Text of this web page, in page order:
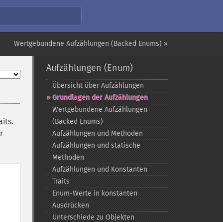
Wertgebundene Aufzählungen (Backed Enums) »
Aufzählungen (Enum)
Übersicht über Aufzählungen
Grundlagen der Aufzählungen
Wertgebundene Aufzählungen
(Backed Enums)
Aufzählungen und Methoden
Aufzählungen und statische
Methoden
Aufzählungen und Konstanten
Traits
Enum-​Werte in konstanten
Ausdrücken
Unterschiede zu Objekten